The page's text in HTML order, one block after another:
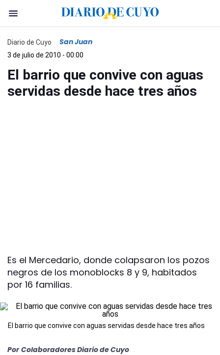
Diario de Cuyo San Juan
3 de julio de 2010 - 00:00
El barrio que convive con aguas
servidas desde hace tres años
Es el Mercedario, donde colapsaron los pozos
negros de los monoblocks 8 y 9, habitados
por 16 familias.
El barrio que convive con aguas servidas desde hace tres años
Por Colaboradores Diario de Cuyo